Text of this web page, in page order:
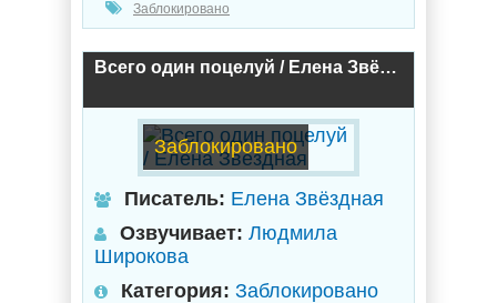
Заблокировано
Всего один поцелуй / Елена Звёздная
Заблокировано
Писатель: Елена Звёздная
Озвучивает: Людмила
Широкова
Категория: Заблокировано